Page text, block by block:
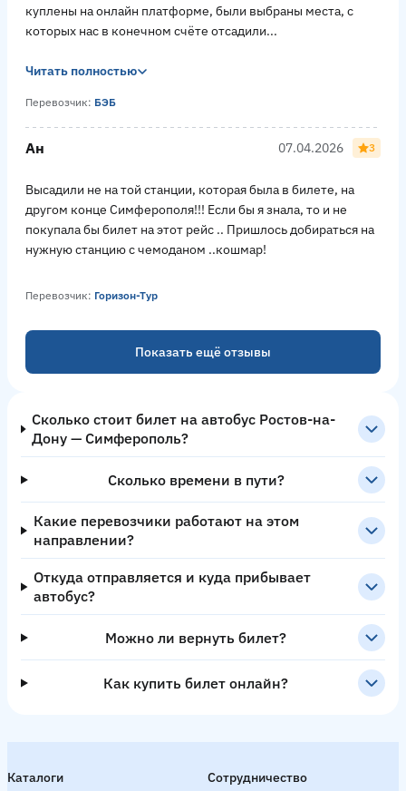
куплены на онлайн платформе, были выбраны места, с
которых нас в конечном счёте отсадили...
Читать полностью
Перевозчик: БЭБ
Ан 07.04.2026 3
Высадили не на той станции, которая была в билете, на
другом конце Симферополя!!! Если бы я знала, то и не
покупала бы билет на этот рейс .. Пришлось добираться на
нужную станцию с чемоданом ..кошмар!
Перевозчик: Горизон-Тур
Показать ещё отзывы
Сколько стоит билет на автобус Ростов-на-
Дону — Симферополь?
Сколько времени в пути?
Какие перевозчики работают на этом
направлении?
Откуда отправляется и куда прибывает
автобус?
Можно ли вернуть билет?
Как купить билет онлайн?
Каталоги Сотрудничество